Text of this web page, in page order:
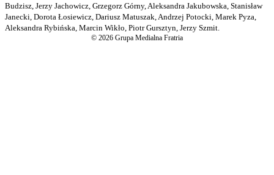
Budzisz, Jerzy Jachowicz, Grzegorz Górny, Aleksandra Jakubowska, Stanisław
Janecki, Dorota Łosiewicz, Dariusz Matuszak, Andrzej Potocki, Marek Pyza,
Aleksandra Rybińska, Marcin Wikło, Piotr Gursztyn, Jerzy Szmit.
© 2026 Grupa Medialna Fratria